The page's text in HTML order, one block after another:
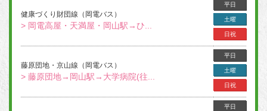
健康づくり財団線（岡電バス）
> 岡電高屋・天満屋・岡山駅→ひ...
平日
土曜
日祝
藤原団地・京山線（岡電バス）
> 藤原団地→岡山駅→大学病院(往...
平日
土曜
日祝
平日